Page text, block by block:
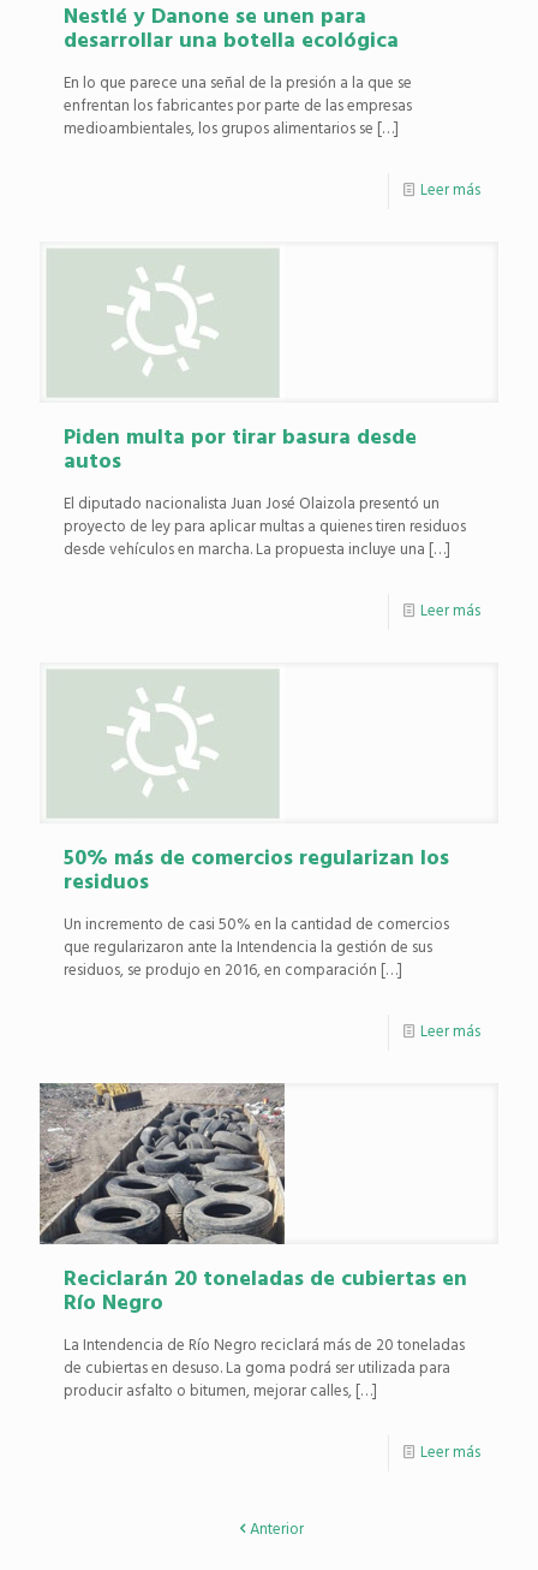
Nestlé y Danone se unen para
desarrollar una botella ecológica
En lo que parece una señal de la presión a la que se
enfrentan los fabricantes por parte de las empresas
medioambientales, los grupos alimentarios se […]
Leer más
Piden multa por tirar basura desde
autos
El diputado nacionalista Juan José Olaizola presentó un
proyecto de ley para aplicar multas a quienes tiren residuos
desde vehículos en marcha. La propuesta incluye una […]
Leer más
50% más de comercios regularizan los
residuos
Un incremento de casi 50% en la cantidad de comercios
que regularizaron ante la Intendencia la gestión de sus
residuos, se produjo en 2016, en comparación […]
Leer más
Reciclarán 20 toneladas de cubiertas en
Río Negro
La Intendencia de Río Negro reciclará más de 20 toneladas
de cubiertas en desuso. La goma podrá ser utilizada para
producir asfalto o bitumen, mejorar calles,[…]
Leer más
Anterior